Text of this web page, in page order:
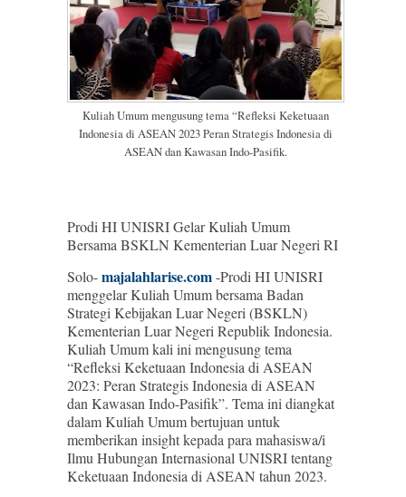
Kuliah Umum mengusung tema “Refleksi Keketuaan
Indonesia di ASEAN 2023 Peran Strategis Indonesia di
ASEAN dan Kawasan Indo-Pasifik.
Prodi HI UNISRI Gelar Kuliah Umum
Bersama BSKLN Kementerian Luar Negeri RI
Solo-majalahlarise.com-Prodi HI UNISRI
menggelar Kuliah Umum bersama Badan
Strategi Kebijakan Luar Negeri (BSKLN)
Kementerian Luar Negeri Republik Indonesia.
Kuliah Umum kali ini mengusung tema
“Refleksi Keketuaan Indonesia di ASEAN
2023: Peran Strategis Indonesia di ASEAN
dan Kawasan Indo-Pasifik”. Tema ini diangkat
dalam Kuliah Umum bertujuan untuk
memberikan insight kepada para mahasiswa/i
Ilmu Hubungan Internasional UNISRI tentang
Keketuaan Indonesia di ASEAN tahun 2023.